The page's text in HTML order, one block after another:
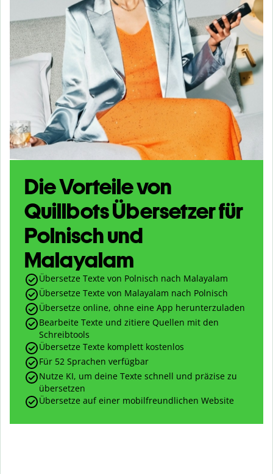
Die Vorteile von
Quillbots Übersetzer für
Polnisch und
Malayalam
Übersetze Texte von Polnisch nach Malayalam
Übersetze Texte von Malayalam nach Polnisch
Übersetze online, ohne eine App herunterzuladen
Bearbeite Texte und zitiere Quellen mit den
Schreibtools
Übersetze Texte komplett kostenlos
Für 52 Sprachen verfügbar
Nutze KI, um deine Texte schnell und präzise zu
übersetzen
Übersetze auf einer mobilfreundlichen Website